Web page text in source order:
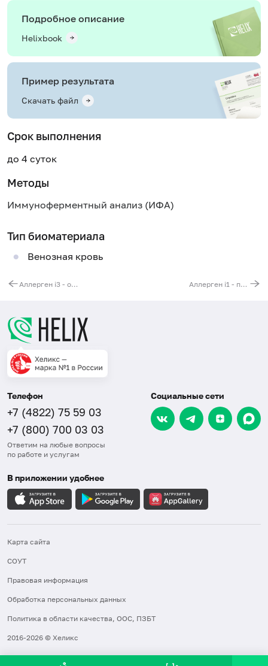
Подробное описание
Helixbook
Пример результата
Скачать файл
Срок выполнения
до 4 суток
Методы
Иммуноферментный анализ (ИФА)
Тип биоматериала
Венозная кровь
Аллерген i3 - осиный яд (Vespula spp.), IgE Аллерген i1 - пчелиный яд, IgE
Телефон
+7 (4822) 75 59 03
+7 (800) 700 03 03
Ответим на любые вопросы
по работе и услугам
Социальные сети
В приложении удобнее
Карта сайта
СОУТ
Правовая информация
Обработка персональных данных
Политика в области качества, ООС, ПЗБТ
2016-2026 © Хеликс